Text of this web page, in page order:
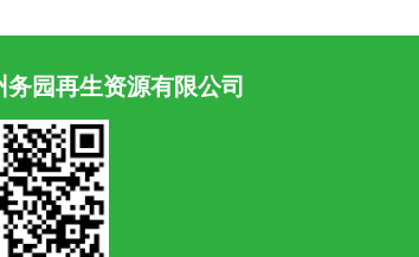
务园再生资源有限公司